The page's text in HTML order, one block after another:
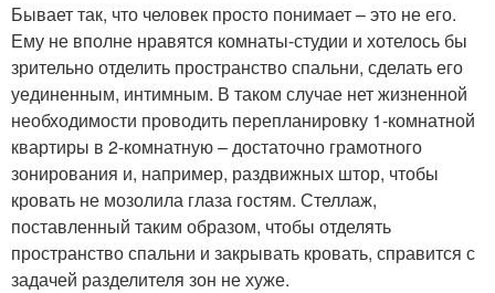
Бывает так, что человек просто понимает – это не его.
Ему не вполне нравятся комнаты-студии и хотелось бы
зрительно отделить пространство спальни, сделать его
уединенным, интимным. В таком случае нет жизненной
необходимости проводить перепланировку 1-комнатной
квартиры в 2-комнатную – достаточно грамотного
зонирования и, например, раздвижных штор, чтобы
кровать не мозолила глаза гостям. Стеллаж,
поставленный таким образом, чтобы отделять
пространство спальни и закрывать кровать, справится с
задачей разделителя зон не хуже.